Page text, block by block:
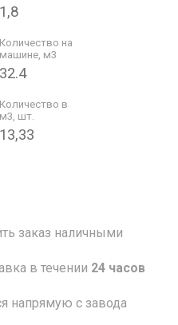
1,8
Количество на
машине, м3
32.4
Количество в
м3, шт.
13,33
заказ наличными
в течении 24 часов
напрямую с завода